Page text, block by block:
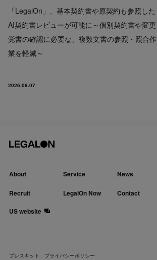
「LegalOn」、基本契約書や原契約も参照した
AI契約書レビューが可能に～個別契約書や変更
覚書の確認に必要な、複数文書の参照・照合作
業を軽減～
2026.08.07
About Service News
Recruit LegalOn Now
Contact
US website
プレスキット プライバシーポリシー